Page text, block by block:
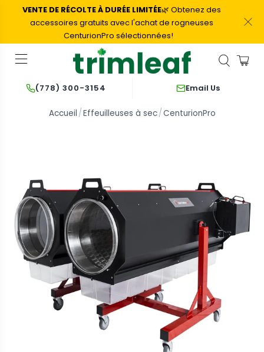
VENTE DE RÉCOLTE À DURÉE LIMITÉE🌿Obtenez des
accessoires gratuits avec l'achat de rogneuses
CenturionPro sélectionnées!
(778) 300-3154 Email Us
Accueil Effeuilleuses à sec CenturionPro